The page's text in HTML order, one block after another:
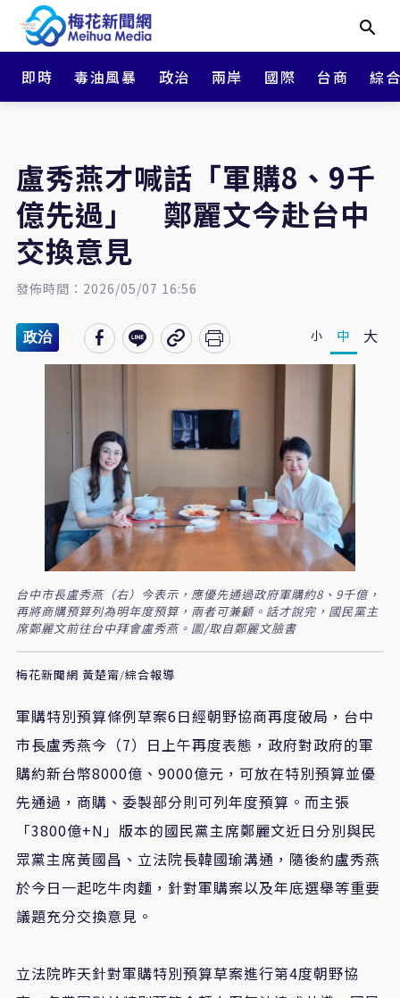
即時 毒油風暴 政治 兩岸 國際 台商 綜
盧秀燕才喊話「軍購8、9千
億先過」 鄭麗文今赴台中
交換意見
發佈時間：2026/05/07 16:56
政治 小 中 大
台中市長盧秀燕（右）今表示，應優先通過政府軍購約8、9千億，
再將商購預算列為明年度預算，兩者可兼顧。話才說完，國民黨主
席鄭麗文前往台中拜會盧秀燕。圖/取自鄭麗文臉書
梅花新聞網 黃楚甯/綜合報導
軍購特別預算條例草案6日經朝野協商再度破局，台中
市長盧秀燕今（7）日上午再度表態，政府對政府的軍
購約新台幣8000億、9000億元，可放在特別預算並優
先通過，商購、委製部分則可列年度預算。而主張
「3800億+N」版本的國民黨主席鄭麗文近日分別與民
眾黨主席黃國昌、立法院長韓國瑜溝通，隨後約盧秀燕
於今日一起吃牛肉麵，針對軍購案以及年底選舉等重要
議題充分交換意見。
立法院昨天針對軍購特別預算草案進行第4度朝野協